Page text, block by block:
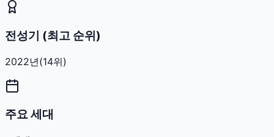
전성기 (최고 순위)
2022년(14위)
주요 세대